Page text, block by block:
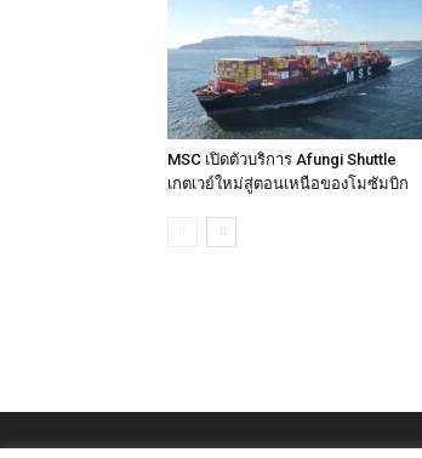
MSC เปิดตัวบริการ Afungi Shuttle
เกตเวย์ใหม่สู่ตอนเหนือของโมซัมบิก